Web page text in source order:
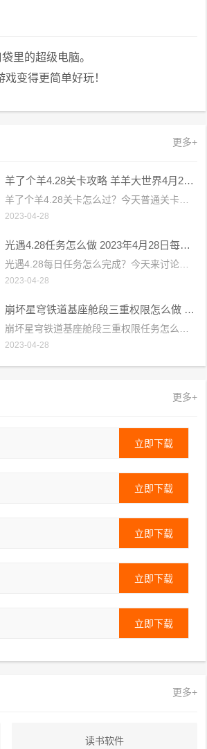
里的超级电脑。
变得更简单好玩！
更多+
羊了个羊4.28关卡攻略 羊羊大世界4月28日每日一关通关流程
2023-04-28
光遇4.28任务怎么做 2023年4月28日每日任务完成攻略
2023-04-28
崩坏星穹铁道基座舱段三重权限怎么做 基座舱段三重权限任务攻略
2023-04-28
更多+
立即下载
立即下载
立即下载
立即下载
立即下载
更多+
读书软件